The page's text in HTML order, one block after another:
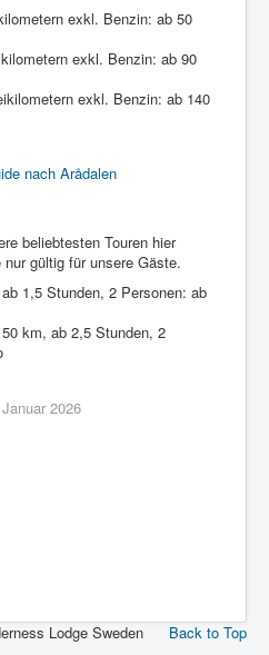
exkl. Benzin: ab 50
exkl. Benzin: ab 90
exkl. Benzin: ab 140
beliebtesten Touren hier
gültig für unsere Gäste.
1,5 Stunden, 2 Personen: ab
km, ab 2,5 Stunden, 2
2026
Back to Top
Lodge Sweden